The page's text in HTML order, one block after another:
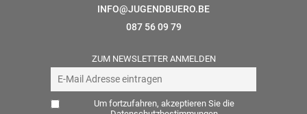
INFO@JUGENDBUERO.BE
087 56 09 79
ZUM NEWSLETTER ANMELDEN
Um fortzufahren, akzeptieren Sie die